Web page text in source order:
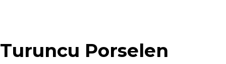
Turuncu Porselen